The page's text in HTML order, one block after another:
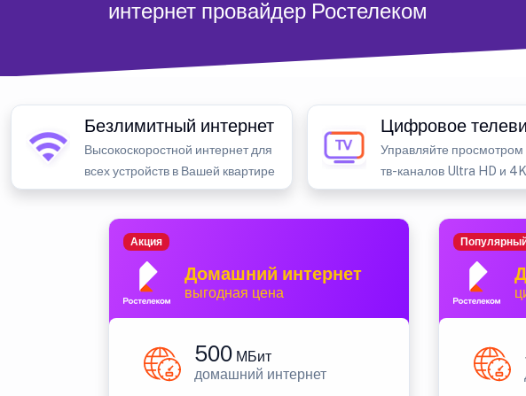
интернет провайдер Ростелеком
Безлимитный интернет
Высокоскоростной интернет для
всех устройств в Вашей квартире
Цифровое
Управляйте просмотром
тв-каналов Ultra HD и 4K
Домашний интернет
выгодная цена
Акция
500 МБит
домашний интернет